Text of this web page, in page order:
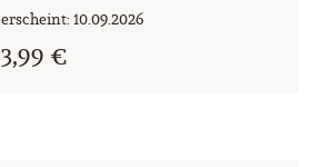
erscheint: 10.09.2026
3,99 €